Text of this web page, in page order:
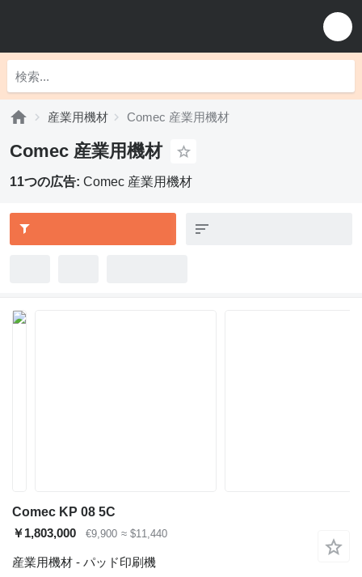
産業用機材 Comec 産業用機材
Comec 産業用機材
11つの広告: Comec 産業用機材
Comec KP 08 5C
￥1,803,000
€9,900 ≈ $11,440
産業用機材 - パッド印刷機